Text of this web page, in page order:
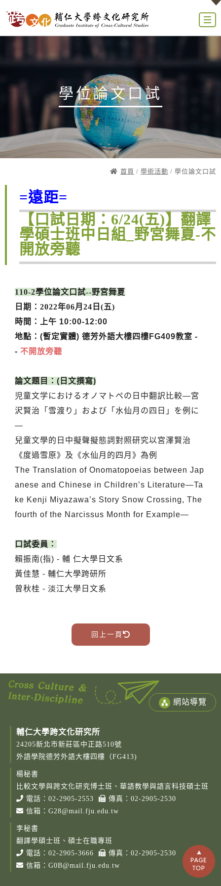
學位論文口試
首頁 / 學術活動 / 學位論文口試
=遠距=
【口試日期：6/24(五)】翻譯
學碩士班中日組_野宮舞夏-不
開放旁聽
110-2學位論文口試--野宮舞夏
日期：2022年06月24日(五)
時間：上午 10:00-12:00
地點：(暫定實體) 德芳外語大樓四樓FG409教室 -
- 不開放旁聽
論文題目：(日文撰寫)
児童文学におけるオノマトペの日中翻訳比較―宮
沢賢治「雪渡り」 および「水仙月の四日」を例に
―
兒童文學的日中擬聲擬態詞對照研究以宮澤賢治
《度過雪原》及《水仙月的四月》為例
The Translation of Onomatopoeias between Jap
anese and Chinese in Children’s Literature―Ta
ke Kenji Miyazawa’s Story Snow Crossing, The
fourth of the Narcissus Month for Example―
口試委員：
賴振南(指) - 輔 仁大學日文系
黃佳慧 - 輔仁大學跨研所
曾秋桂 - 淡江大學日文系
回上一頁
網站導覽
輔仁大學跨文化研究所
24205新北市新莊區中正路510號
外語學院德芳外語大樓四樓（FG413)
楊秘書
比較文學與跨文化研究博士班、華語教學與語言科技碩士班
電話： 02-2905-2553
傳真：02-2905-2530
信箱： G28@mail.fju.edu.tw
李秘書
翻譯學碩士班、碩士在職專班
電話： 02-2905-3666
傳真：02-2905-2530
信箱： G0B@mail.fju.edu.tw